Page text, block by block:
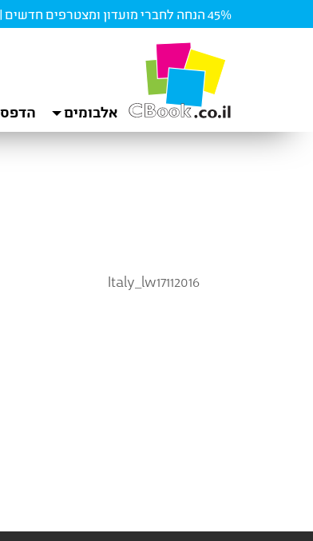
45% הנחה לחברי מועדון ומצטרפים חדשים |
אלבומים
Italy_lw17112016